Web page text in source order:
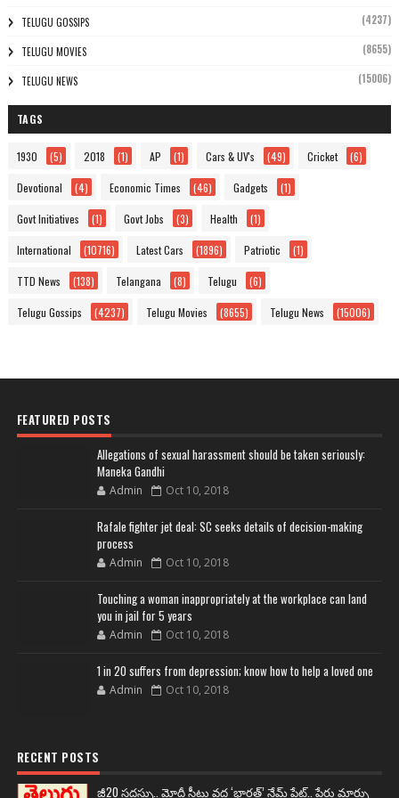
TELUGU GOSSIPS (4237)
TELUGU MOVIES (8655)
TELUGU NEWS (15006)
TAGS
1930 (5) 2018 (1) AP (1) Cars & UV's (49) Cricket (6)
Devotional (4) Economic Times (46) Gadgets (1)
Govt Initiatives (1) Govt Jobs (3) Health (1)
International (10716) Latest Cars (1896) Patriotic (1)
TTD News (138) Telangana (8) Telugu (6)
Telugu Gossips (4237) Telugu Movies (8655) Telugu News (15006)
FEATURED POSTS
Allegations of sexual harassment should be taken seriously:
Maneka Gandhi
Admin Oct 10, 2018
Rafale fighter jet deal: SC seeks details of decision-making
process
Admin Oct 10, 2018
Touching a woman inappropriately at the workplace can land
you in jail for 5 years
Admin Oct 10, 2018
1 in 20 suffers from depression; know how to help a loved one
Admin Oct 10, 2018
RECENT POSTS
జీ20 సదస్సు.. మోదీ సీటు వద్ద ‘భారత్’ నేమ్ ప్లేట్‌.. పేరు మార్పు